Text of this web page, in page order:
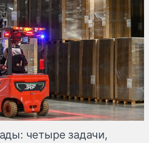
четыре задачи,